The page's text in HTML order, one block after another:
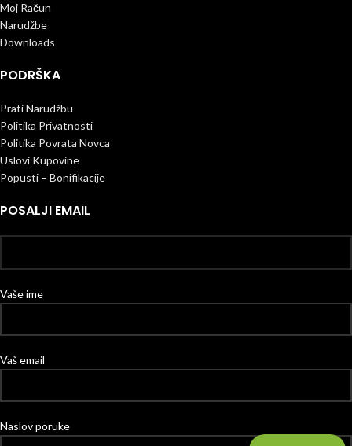
Moj Račun
Narudžbe
Downloads
PODRŠKA
Prati Narudžbu
Politika Privatnosti
Politika Povrata Novca
Uslovi Kupovine
Popusti – Bonifikacije
POSALJI EMAIL
Vaše ime
Vaš email
Naslov poruke